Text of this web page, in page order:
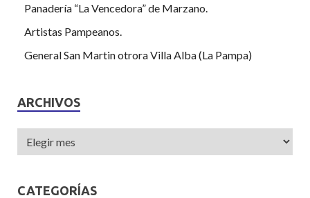
Panadería “La Vencedora” de Marzano.
Artistas Pampeanos.
General San Martin otrora Villa Alba (La Pampa)
ARCHIVOS
CATEGORÍAS